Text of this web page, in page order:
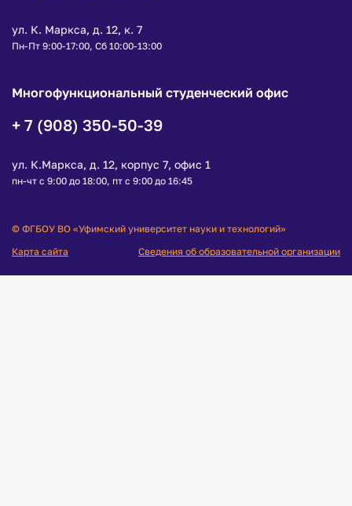
ул. К. Маркса, д. 12, к. 7
Пн-Пт 9:00-17:00, Сб 10:00-13:00
Многофункциональный студенческий офис
+ 7 (908) 350-50-39
ул. К.Маркса, д. 12, корпус 7, офис 1
пн-чт с 9:00 до 18:00, пт с 9:00 до 16:45
© ФГБОУ ВО «Уфимский университет науки и технологий»
Карта сайта
Сведения об образовательной организации